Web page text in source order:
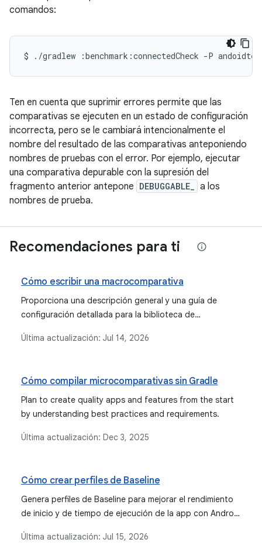
comandos:
$ ./gradlew :benchmark:connectedCheck -P
Ten en cuenta que suprimir errores permite que las
comparativas se ejecuten en un estado de configuración
incorrecta, pero se le cambiará intencionalmente el
nombre del resultado de las comparativas anteponiendo
nombres de pruebas con el error. Por ejemplo, ejecutar
una comparativa depurable con la supresión del
fragmento anterior antepone DEBUGGABLE_
a los
nombres de prueba.
Recomendaciones para ti
Cómo escribir una macrocomparativa
Proporciona una descripción general y una guía de
configuración detallada para la biblioteca de
de aplicaciones más grandes, como el inicio de la app y
Última actualización: Jul 14, 2026
Cómo compilar microcomparativas sin Gradle
Plan to create quality apps and features from the start
by understanding best practices and requirements.
Última actualización: Dec 3, 2025
Cómo crear perfiles de Baseline
Genera perfiles de Baseline para mejorar el rendimiento
de inicio y de tiempo de ejecución de la app con Android
Última actualización: Jul 15, 2026